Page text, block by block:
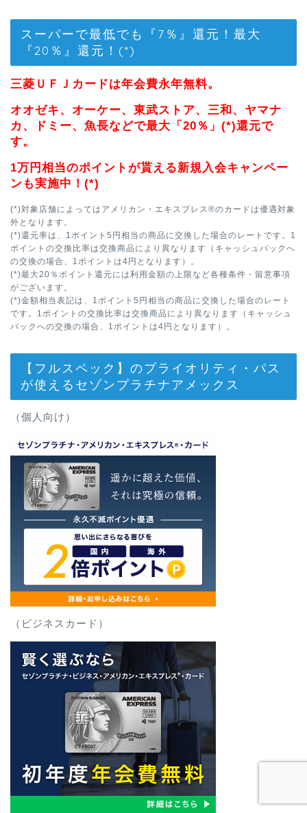
スーパーで最低でも『7％』還元！最大
『20％』還元！(*)
三菱ＵＦＪカードは年会費永年無料。
オオゼキ、オーケー、東武ストア、三和、ヤマナ
カ、ドミー、魚長などで最大「20％」(*)還元で
す。
1万円相当のポイントが貰える新規入会キャンペー
ンも実施中！(*)
(*)対象店舗によってはアメリカン・エキスプレス®のカードは優遇対象
外となります。
(*)還元率は、1ポイント5円相当の商品に交換した場合のレートです。1
ポイントの交換比率は交換商品により異なります（キャッシュバックへ
の交換の場合、1ポイントは4円となります）。
(*)最大20％ポイント還元には利用金額の上限など各種条件・留意事項
がございます。
(*)金額相当表記は、1ポイント5円相当の商品に交換した場合のレート
です。1ポイントの交換比率は交換商品により異なります（キャッシュ
バックへの交換の場合、1ポイントは4円となります）。
【フルスペック】のプライオリティ・パス
が使えるセゾンプラチナアメックス
（個人向け）
（ビジネスカード）